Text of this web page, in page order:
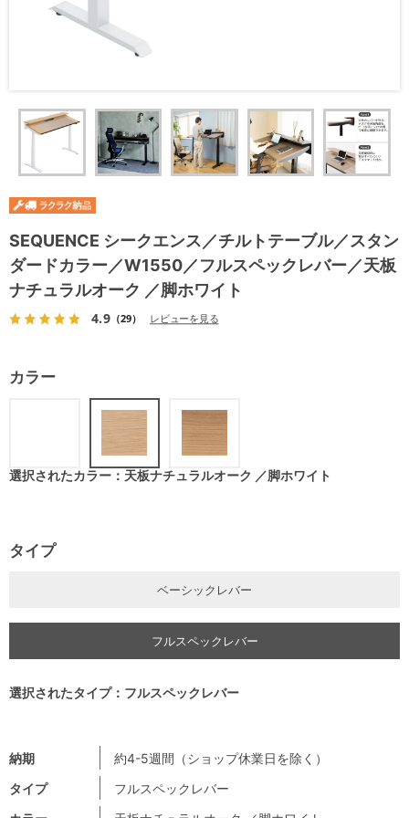
SEQUENCE シークエンス／チルトテーブル／スタン
ダードカラー／W1550／フルスペックレバー／天板
ナチュラルオーク ／脚ホワイト
4.9（29） レビューを見る
納期
約4-5週間（ショップ休業日を除く）
タイプ
フルスペックレバー
カラー
選択されたカラー：天板ナチュラルオーク ／脚ホワイト
タイプ
ベーシックレバー
フルスペックレバー
選択されたタイプ：フルスペックレバー